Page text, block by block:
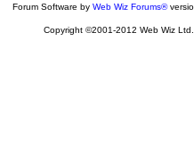
Forum Software byWeb Wiz Forums®
Copyright ©2001-2012 Web Wiz Ltd.